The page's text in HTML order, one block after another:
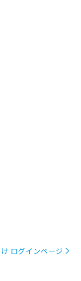
ログインページ